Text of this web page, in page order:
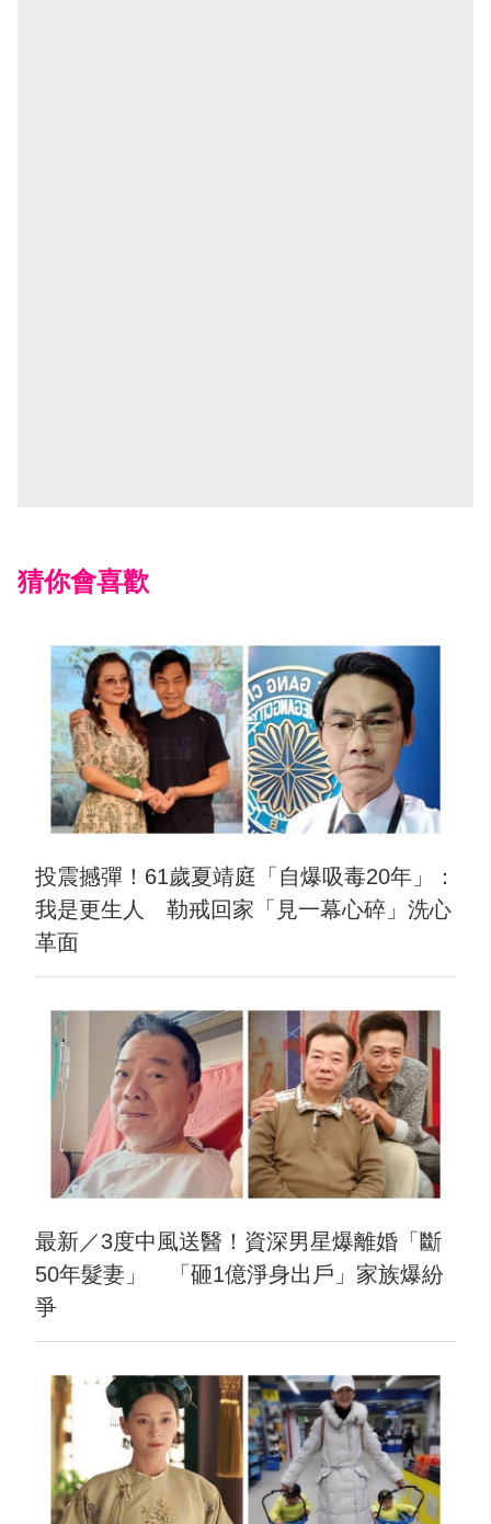
猜你會喜歡
投震撼彈！61歲夏靖庭「自爆吸毒20年」：
我是更生人 勒戒回家「見一幕心碎」洗心
革面
最新／3度中風送醫！資深男星爆離婚「斷
50年髮妻」 「砸1億淨身出戶」家族爆紛
爭